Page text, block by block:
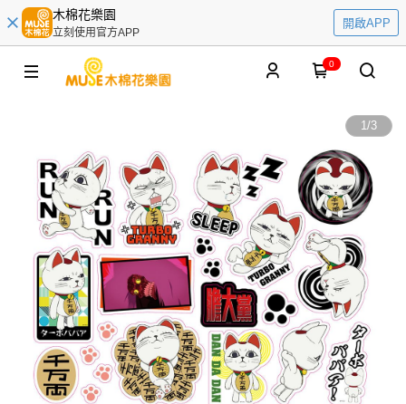
木棉花樂園
立刻使用官方APP
開啟APP
0
1/3